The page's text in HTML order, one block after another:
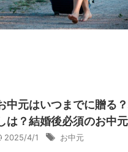
中元はいつまでに贈る
は？結婚後必須のお中
2025/4/1 お中元